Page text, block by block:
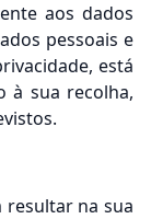
aos dados
pessoais e
está
à sua recolha,
resultar na sua